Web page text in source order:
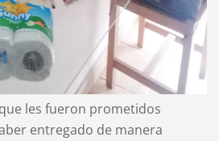
les fueron prometidos
entregado de manera